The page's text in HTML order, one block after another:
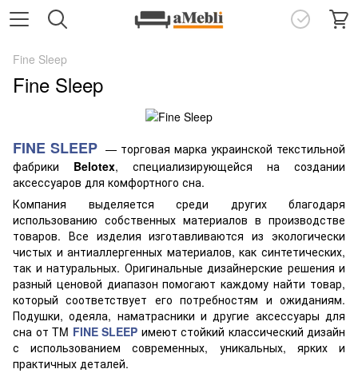
Fine Sleep
Fine Sleep
FINE SLEEP — торговая марка украинской текстильной
фабрики Belotex, специализирующейся на создании
аксессуаров для комфортного сна.
Компания выделяется среди других благодаря
использованию собственных материалов в производстве
товаров. Все изделия изготавливаются из экологически
чистых и антиаллергенных материалов, как синтетических,
так и натуральных. Оригинальные дизайнерские решения и
разный ценовой диапазон помогают каждому найти товар,
который соответствует его потребностям и ожиданиям.
Подушки, одеяла, наматрасники и другие аксессуары для
сна от TM FINE SLEEP имеют стойкий классический дизайн
с использованием современных, уникальных, ярких и
практичных деталей.